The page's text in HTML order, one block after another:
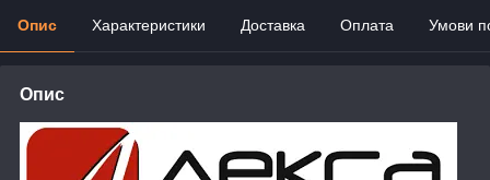
Опис Характеристики Доставка Оплата Умови
Опис